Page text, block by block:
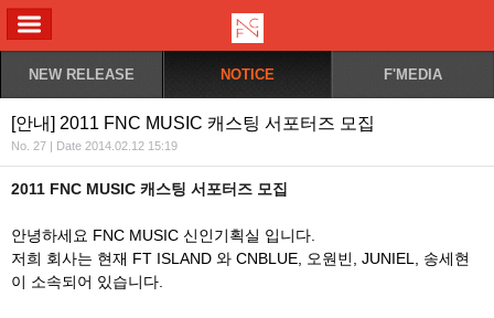
NEW RELEASE NOTICE F'MEDIA
[안내] 2011 FNC MUSIC 캐스팅 서포터즈 모집
No. 27 | Date 2014.02.12 15:19
2011 FNC MUSIC 캐스팅 서포터즈 모집
안녕하세요 FNC MUSIC 신인기획실 입니다.
저희 회사는 현재 FT ISLAND 와 CNBLUE, 오원빈, JUNIEL, 송세현
이 소속되어 있습니다.